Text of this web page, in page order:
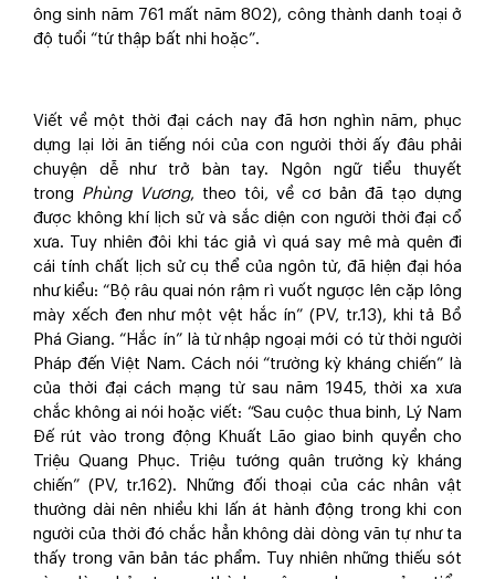
ông sinh năm 761 mất năm 802), công thành danh toại ở
độ tuổi “tứ thập bất nhi hoặc”.
Viết về một thời đại cách nay đã hơn nghìn năm, phục
dựng lại lời ăn tiếng nói của con người thời ấy đâu phải
chuyện dễ như trở bàn tay. Ngôn ngữ tiểu thuyết
trong Phùng Vương, theo tôi, về cơ bản đã tạo dựng
được không khí lịch sử và sắc diện con người thời đại cổ
xưa. Tuy nhiên đôi khi tác giả vì quá say mê mà quên đi
cái tính chất lịch sử cụ thể của ngôn từ, đã hiện đại hóa
như kiểu: “Bộ râu quai nón rậm rì vuốt ngược lên cặp lông
mày xếch đen như một vệt hắc ín” (PV, tr.13), khi tả Bồ
Phá Giang. “Hắc ín” là từ nhập ngoại mới có từ thời người
Pháp đến Việt Nam. Cách nói “trường kỳ kháng chiến” là
của thời đại cách mạng từ sau năm 1945, thời xa xưa
chắc không ai nói hoặc viết: “Sau cuộc thua binh, Lý Nam
Đế rút vào trong động Khuất Lão giao binh quyền cho
Triệu Quang Phục. Triệu tướng quân trường kỳ kháng
chiến” (PV, tr.162). Những đối thoại của các nhân vật
thường dài nên nhiều khi lấn át hành động trong khi con
người của thời đó chắc hẳn không dài dòng văn tự như ta
thấy trong văn bản tác phẩm. Tuy nhiên những thiếu sót